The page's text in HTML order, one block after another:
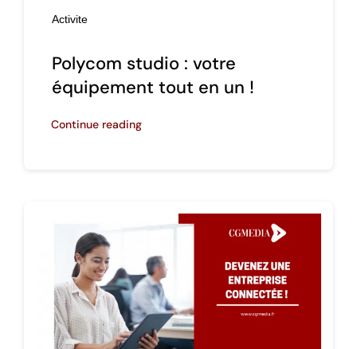
Activite
Polycom studio : votre
équipement tout en un !
Continue reading